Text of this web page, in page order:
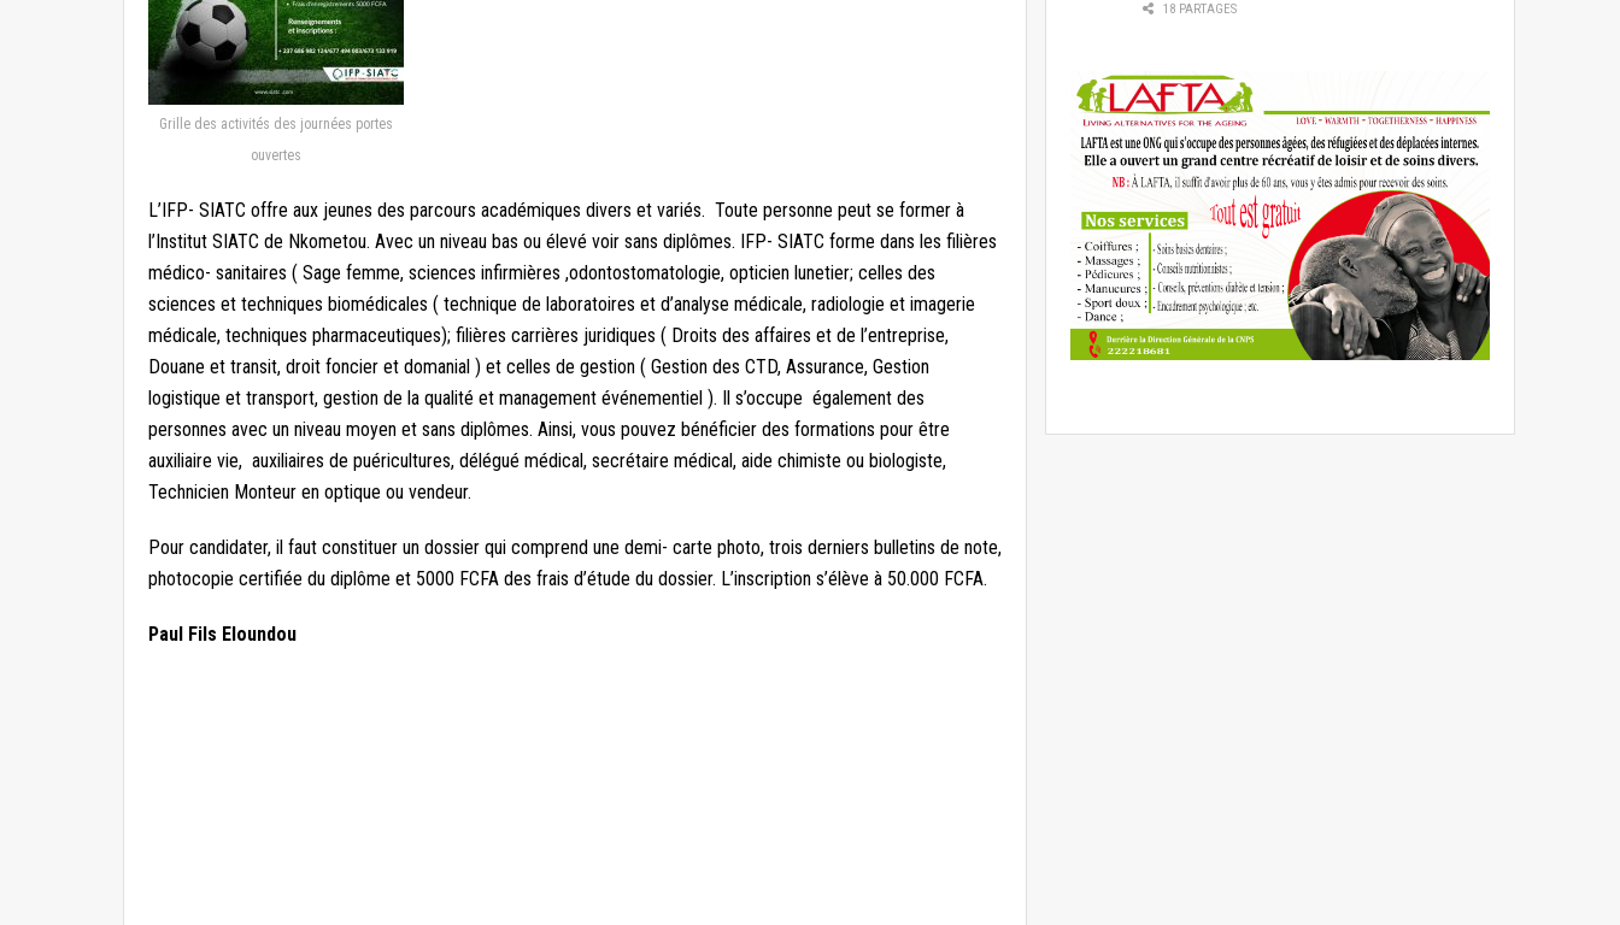
Grille des activités des journées portes
ouvertes
L’IFP- SIATC offre aux jeunes des parcours académiques divers et variés. Toute personne peut se former à
l’Institut SIATC de Nkometou. Avec un niveau bas ou élevé voir sans diplômes. IFP- SIATC forme dans les filières
médico- sanitaires ( Sage femme, sciences infirmières ,odontostomatologie, opticien lunetier; celles des
sciences et techniques biomédicales ( technique de laboratoires et d’analyse médicale, radiologie et imagerie
médicale, techniques pharmaceutiques); filières carrières juridiques ( Droits des affaires et de l’entreprise,
Douane et transit, droit foncier et domanial ) et celles de gestion ( Gestion des CTD, Assurance, Gestion
logistique et transport, gestion de la qualité et management événementiel ). Il s’occupe également des
personnes avec un niveau moyen et sans diplômes. Ainsi, vous pouvez bénéficier des formations pour être
auxiliaire vie, auxiliaires de puéricultures, délégué médical, secrétaire médical, aide chimiste ou biologiste,
Technicien Monteur en optique ou vendeur.
Pour candidater, il faut constituer un dossier qui comprend une demi- carte photo, trois derniers bulletins de note,
photocopie certifiée du diplôme et 5000 FCFA des frais d’étude du dossier. L’inscription s’élève à 50.000 FCFA.
Paul Fils Eloundou
18 PARTAGES